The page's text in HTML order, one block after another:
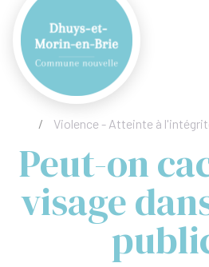
/ Violence - Atteinte à
Peut-on
visage